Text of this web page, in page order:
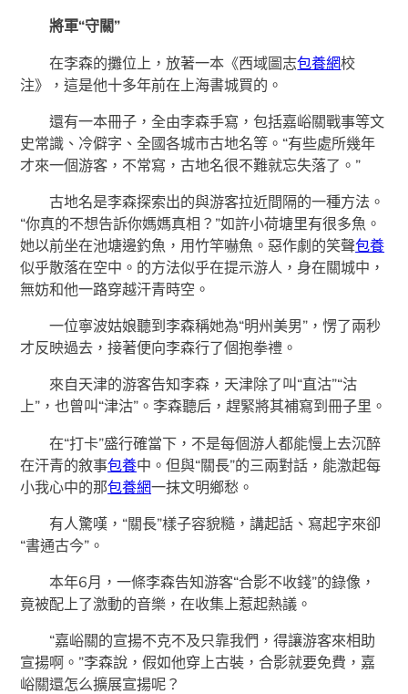
將軍“守關”
在李森的攤位上，放著一本《西域圖志包養網校
注》，這是他十多年前在上海書城買的。
還有一本冊子，全由李森手寫，包括嘉峪關戰事等文
史常識、冷僻字、全國各城市古地名等。“有些處所幾年
才來一個游客，不常寫，古地名很不難就忘失落了。”
古地名是李森探索出的與游客拉近間隔的一種方法。
“你真的不想告訴你媽媽真相？”如許小荷塘里有很多魚。
她以前坐在池塘邊釣魚，用竹竿嚇魚。惡作劇的笑聲包養
似乎散落在空中。的方法似乎在提示游人，身在關城中，
無妨和他一路穿越汗青時空。
一位寧波姑娘聽到李森稱她為“明州美男”，愣了兩秒
才反映過去，接著便向李森行了個抱拳禮。
來自天津的游客告知李森，天津除了叫“直沽”“沽
上”，也曾叫“津沽”。李森聽后，趕緊將其補寫到冊子里。
在“打卡”盛行確當下，不是每個游人都能慢上去沉醉
在汗青的敘事包養中。但與“關長”的三兩對話，能激起每
小我心中的那包養網一抹文明鄉愁。
有人驚嘆，“關長”樣子容貌糙，講起話、寫起字來卻
“書通古今”。
本年6月，一條李森告知游客“合影不收錢”的錄像，
竟被配上了激動的音樂，在收集上惹起熱議。
“嘉峪關的宣揚不克不及只靠我們，得讓游客來相助
宣揚啊。”李森說，假如他穿上古裝，合影就要免費，嘉
峪關還怎么擴展宣揚呢？